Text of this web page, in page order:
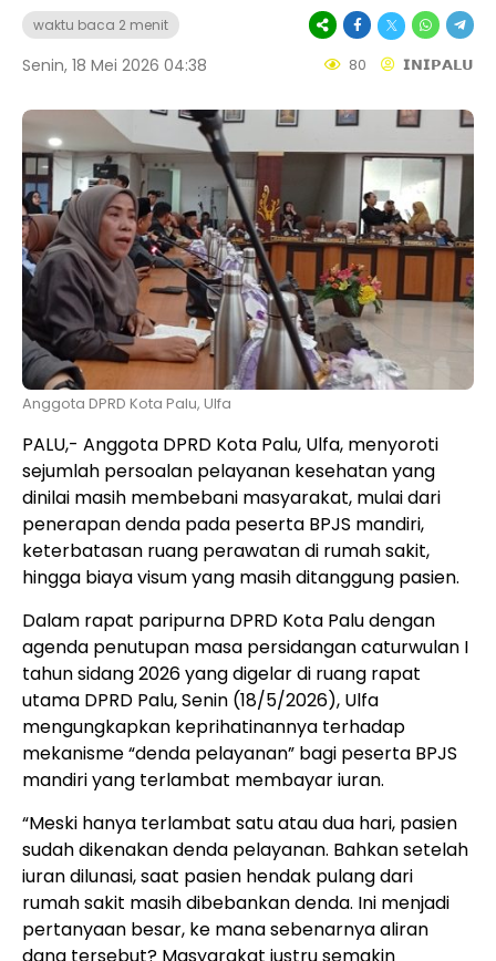
waktu baca 2 menit
Senin, 18 Mei 2026 04:38 80 𝗜𝗡𝗜𝗣𝗔𝗟𝗨
Anggota DPRD Kota Palu, Ulfa
PALU,- Anggota DPRD Kota Palu, Ulfa, menyoroti
sejumlah persoalan pelayanan kesehatan yang
dinilai masih membebani masyarakat, mulai dari
penerapan denda pada peserta BPJS mandiri,
keterbatasan ruang perawatan di rumah sakit,
hingga biaya visum yang masih ditanggung pasien.
Dalam rapat paripurna DPRD Kota Palu dengan
agenda penutupan masa persidangan caturwulan I
tahun sidang 2026 yang digelar di ruang rapat
utama DPRD Palu, Senin (18/5/2026), Ulfa
mengungkapkan keprihatinannya terhadap
mekanisme “denda pelayanan” bagi peserta BPJS
mandiri yang terlambat membayar iuran.
“Meski hanya terlambat satu atau dua hari, pasien
sudah dikenakan denda pelayanan. Bahkan setelah
iuran dilunasi, saat pasien hendak pulang dari
rumah sakit masih dibebankan denda. Ini menjadi
pertanyaan besar, ke mana sebenarnya aliran